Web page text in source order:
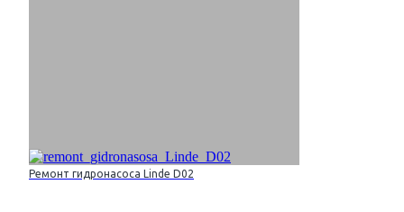
Ремонт гидронасоса Linde D02